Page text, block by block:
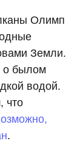
Олимп
Земли.
о былом
водой.
что
.